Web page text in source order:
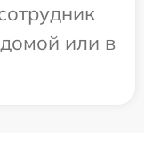
или в